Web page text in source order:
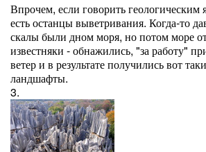
Впрочем, если говорить геологическим
есть останцы выветривания. Когда-то
скалы были дном моря, но потом море
известняки - обнажились, "за работу"
ветер и в результате получились вот
ландшафты.
3.